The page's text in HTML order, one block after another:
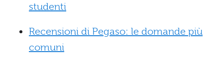
studenti
Recensioni di Pegaso: le domande più
comuni